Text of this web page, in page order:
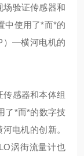
场验证传感器和
中使用了*而*的
）—横河电机的
感器和本体组
了*而*的数字技
电机的创新。
涡街流量计也